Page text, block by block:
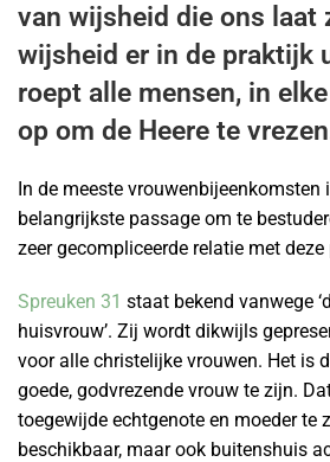
van wijsheid die ons laat
wijsheid er in de praktijk
roept alle mensen, in
op om de Heere te
In de meeste vrouwenbijeenkomsten
belangrijkste passage om te
zeer gecompliceerde relatie met deze
Spreuken 31 staat bekend vanwege
huisvrouw’. Zij wordt dikwijls
voor alle christelijke vrouwen. Het is
goede, godvrezende vrouw te zijn.
toegewijde echtgenote en moeder te
beschikbaar, maar ook buitenshuis